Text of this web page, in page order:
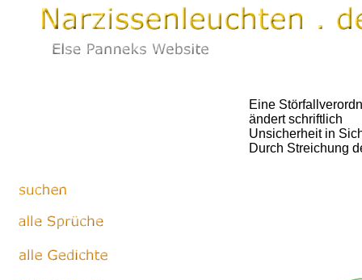
Eine
ändert schriftlich
Unsicherheit in
Durch Streichung